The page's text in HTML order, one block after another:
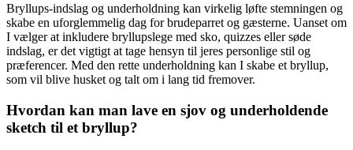
Bryllups-indslag og underholdning kan virkelig løfte stemningen og
skabe en uforglemmelig dag for brudeparret og gæsterne. Uanset om
I vælger at inkludere bryllupslege med sko, quizzes eller søde
indslag, er det vigtigt at tage hensyn til jeres personlige stil og
præferencer. Med den rette underholdning kan I skabe et bryllup,
som vil blive husket og talt om i lang tid fremover.
Hvordan kan man lave en sjov og underholdende
sketch til et bryllup?